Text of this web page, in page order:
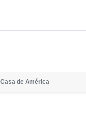
Casa de América